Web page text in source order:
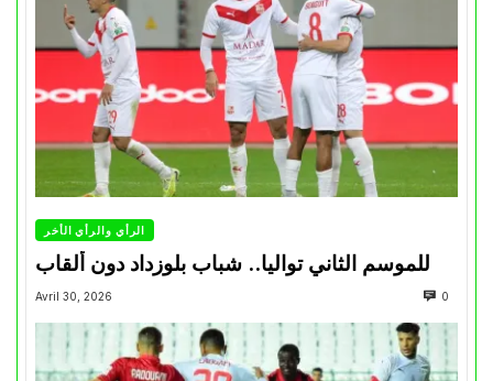
الرأي والرأي الأخر
للموسم الثاني تواليا.. شباب بلوزداد دون ألقاب
Avril 30, 2026 0